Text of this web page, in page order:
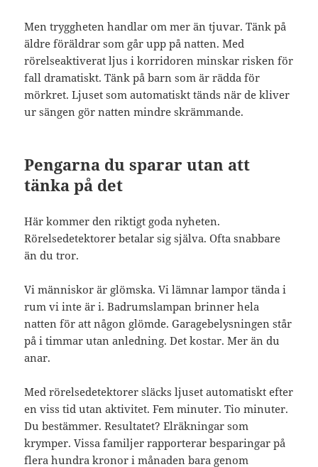
Men tryggheten handlar om mer än tjuvar. Tänk på
äldre föräldrar som går upp på natten. Med
rörelseaktiverat ljus i korridoren minskar risken för
fall dramatiskt. Tänk på barn som är rädda för
mörkret. Ljuset som automatiskt tänds när de kliver
ur sängen gör natten mindre skrämmande.
Pengarna du sparar utan att
tänka på det
Här kommer den riktigt goda nyheten.
Rörelsedetektorer betalar sig själva. Ofta snabbare
än du tror.
Vi människor är glömska. Vi lämnar lampor tända i
rum vi inte är i. Badrumslampan brinner hela
natten för att någon glömde. Garagebelysningen står
på i timmar utan anledning. Det kostar. Mer än du
anar.
Med rörelsedetektorer släcks ljuset automatiskt efter
en viss tid utan aktivitet. Fem minuter. Tio minuter.
Du bestämmer. Resultatet? Elräkningar som
krymper. Vissa familjer rapporterar besparingar på
flera hundra kronor i månaden bara genom